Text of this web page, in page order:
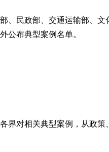
、民政部、交通运输部、
公布典型案例名单。
界对相关典型案例，从政